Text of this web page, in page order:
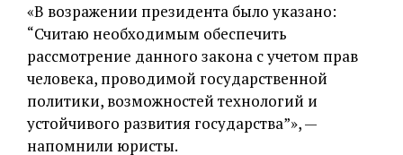
«В возражении президента было указано:
“Считаю необходимым обеспечить
рассмотрение данного закона с учетом прав
человека, проводимой государственной
политики, возможностей технологий и
устойчивого развития государства”», —
напомнили юристы.